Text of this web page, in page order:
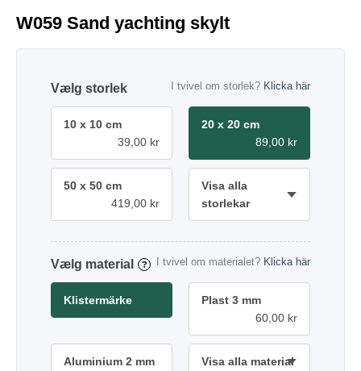
W059 Sand yachting skylt
storlek I tvivel om storlek? Klicka här
10 x 10 cm
39,00 kr
20 x 20 cm
89,00 kr
50 x 50 cm
419,00 kr
Visa alla
storlekar
material ? I tvivel om materialet? Klicka här
Klistermärke
Plast 3 mm
60,00 kr
Aluminium 2 mm
Visa alla material